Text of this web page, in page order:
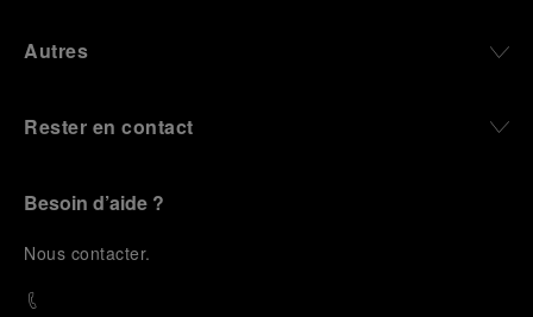
Autres
Rester en contact
Besoin d’aide ?
Nous contacter.